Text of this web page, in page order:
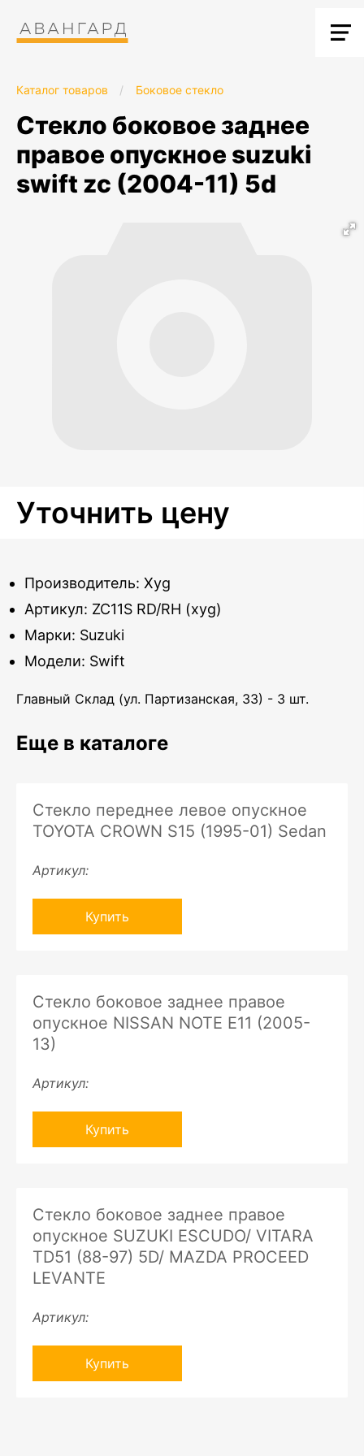
Каталог товаров / Боковое стекло
стекло боковое заднее
правое опускное suzuki
swift zc (2004-11) 5d
Уточнить цену
Производитель: Xyg
Артикул: ZC11S RD/RH (xyg)
Марки: Suzuki
Модели: Swift
Главный Склад (ул. Партизанская, 33) - 3 шт.
Еще в каталоге
Стекло переднее левое опускное
TOYOTA CROWN S15 (1995-01) Sedan
Артикул:
Купить
Стекло боковое заднее правое
опускное NISSAN NOTE E11 (2005-
13)
Артикул:
Купить
Стекло боковое заднее правое
опускное SUZUKI ESCUDO/ VITARA
TD51 (88-97) 5D/ MAZDA PROCEED
LEVANTE
Артикул:
Купить